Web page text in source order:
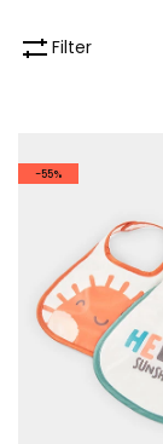
Filter
-55%